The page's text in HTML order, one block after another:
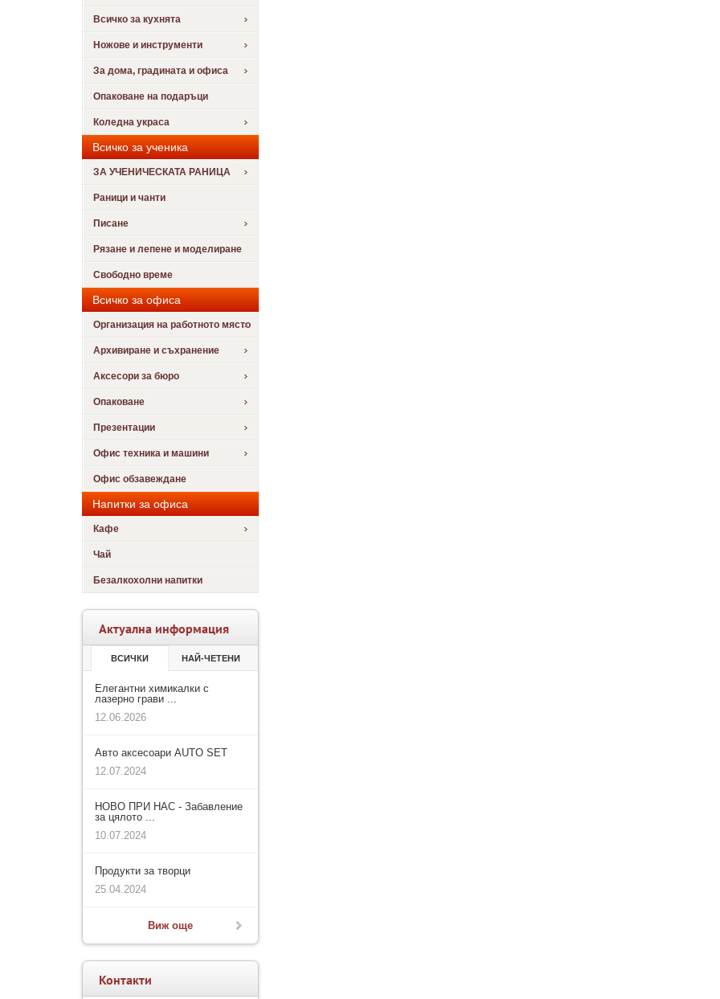
Всичко за кухнята
Ножове и инструменти
За дома, градината и офиса
Опаковане на подаръци
Коледна украса
Всичко за ученика
ЗА УЧЕНИЧЕСКАТА РАНИЦА
Раници и чанти
Писане
Рязане и лепене и моделиране
Свободно време
Всичко за офиса
Организация на работното място
Архивиране и съхранение
Аксесори за бюро
Опаковане
Презентации
Офис техника и машини
Офис обзавеждане
Напитки за офиса
Кафе
Чай
Безалкохолни напитки
Актуална информация
ВСИЧКИ НАЙ-ЧЕТЕНИ
Елегантни химикалки с
лазерно грави ...
12.06.2026
Авто аксесоари AUTO SET
12.07.2024
НОВО ПРИ НАС - Забавление
за цялото ...
10.07.2024
Продукти за творци
25.04.2024
Виж още
Контакти